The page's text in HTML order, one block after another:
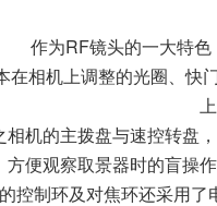
新的操作体